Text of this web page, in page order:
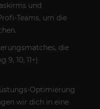
und
Teams, um die
die
9, 10, 11+)
Optimierung
wir dich in eine